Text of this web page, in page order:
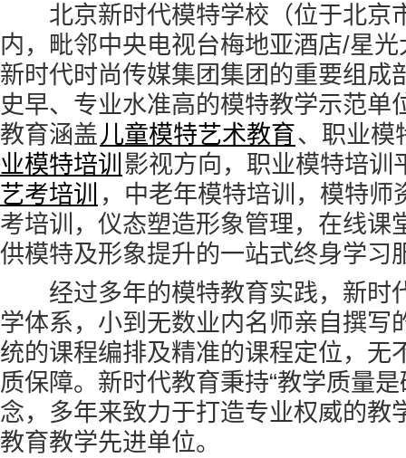
北京新时代模特学校（位于北京
内，毗邻中央电视台梅地亚酒店/星
新时代时尚传媒集团集团的重要组成
史早、专业水准高的模特教学示范单
教育涵盖儿童模特艺术教育、职业模
业模特培训 影视方向，职业模特培训
艺考培训 ，中老年模特培训，模特师
考培训，仪态塑造形象管理，在线课
供模特及形象提升的一站式终身学习
经过多年的模特教育实践，新时
学体系，小到无数业内名师亲自撰写
统的课程编排及精准的课程定位，无
质保障。新时代教育秉持“教学质量
念，多年来致力于打造专业权威的教
教育教学先进单位。